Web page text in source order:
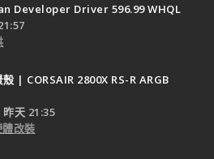
Developer Driver 596.99 WHQL
殼 | CORSAIR 2800X RS-R ARGB
昨天 21:35
改裝